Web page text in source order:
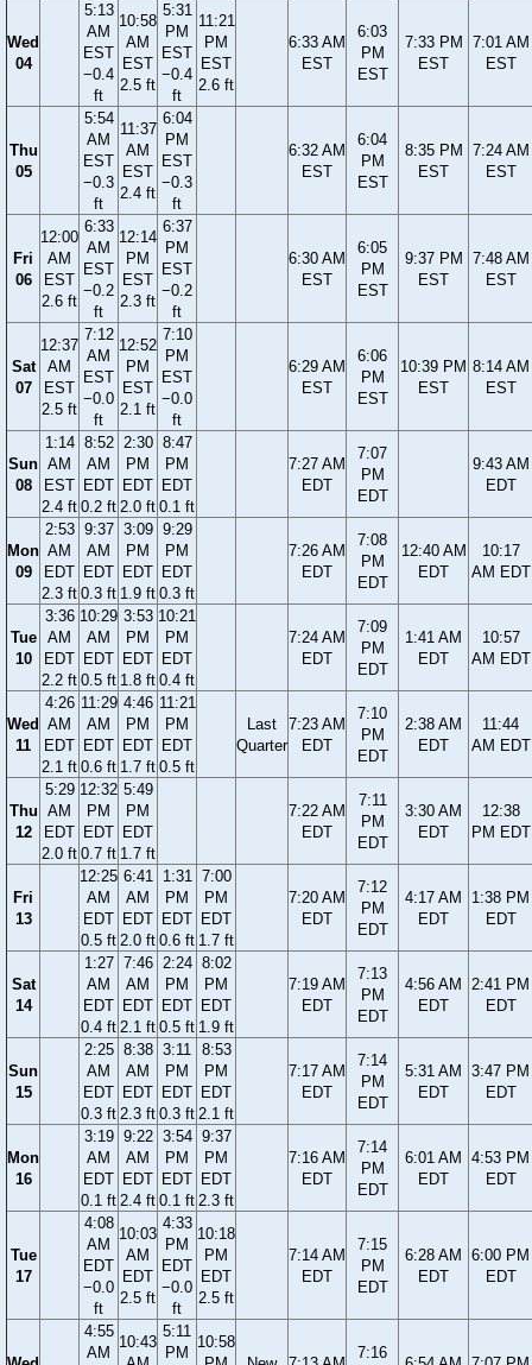
Wed
04
5:13
AM
EST
−0.4
ft
10:58
AM
EST
2.5 ft
5:31
PM
EST
−0.4
ft
11:21
PM
EST
2.6 ft
6:33 AM
EST
6:03
PM
EST
7:33 PM
EST
7:01 AM
EST
Thu
05
5:54
AM
EST
−0.3
ft
11:37
AM
EST
2.4 ft
6:04
PM
EST
−0.3
ft
6:32 AM
EST
6:04
PM
EST
8:35 PM
EST
7:24 AM
EST
Fri
06
12:00
AM
EST
2.6 ft
6:33
AM
EST
−0.2
ft
12:14
PM
EST
2.3 ft
6:37
PM
EST
−0.2
ft
6:30 AM
EST
6:05
PM
EST
9:37 PM
EST
7:48 AM
EST
Sat
07
12:37
AM
EST
2.5 ft
7:12
AM
EST
−0.0
ft
12:52
PM
EST
2.1 ft
7:10
PM
EST
−0.0
ft
6:29 AM
EST
6:06
PM
EST
10:39 PM
EST
8:14 AM
EST
Sun
08
1:14
AM
EST
2.4 ft
8:52
AM
EDT
0.2 ft
2:30
PM
EDT
2.0 ft
8:47
PM
EDT
0.1 ft
7:27 AM
EDT
7:07
PM
EDT
9:43 AM
EDT
Mon
09
2:53
AM
EDT
2.3 ft
9:37
AM
EDT
0.3 ft
3:09
PM
EDT
1.9 ft
9:29
PM
EDT
0.3 ft
7:26 AM
EDT
7:08
PM
EDT
12:40 AM
EDT
10:17
AM EDT
Tue
10
3:36
AM
EDT
2.2 ft
10:29
AM
EDT
0.5 ft
3:53
PM
EDT
1.8 ft
10:21
PM
EDT
0.4 ft
7:24 AM
EDT
7:09
PM
EDT
1:41 AM
EDT
10:57
AM EDT
Wed
11
4:26
AM
EDT
2.1 ft
11:29
AM
EDT
0.6 ft
4:46
PM
EDT
1.7 ft
11:21
PM
EDT
0.5 ft
Last
Quarter
7:23 AM
EDT
7:10
PM
EDT
2:38 AM
EDT
11:44
AM EDT
Thu
12
5:29
AM
EDT
2.0 ft
12:32
PM
EDT
0.7 ft
5:49
PM
EDT
1.7 ft
7:22 AM
EDT
7:11
PM
EDT
3:30 AM
EDT
12:38
PM EDT
Fri
13
12:25
AM
EDT
0.5 ft
6:41
AM
EDT
2.0 ft
1:31
PM
EDT
0.6 ft
7:00
PM
EDT
1.7 ft
7:20 AM
EDT
7:12
PM
EDT
4:17 AM
EDT
1:38 PM
EDT
Sat
14
1:27
AM
EDT
0.4 ft
7:46
AM
EDT
2.1 ft
2:24
PM
EDT
0.5 ft
8:02
PM
EDT
1.9 ft
7:19 AM
EDT
7:13
PM
EDT
4:56 AM
EDT
2:41 PM
EDT
Sun
15
2:25
AM
EDT
0.3 ft
8:38
AM
EDT
2.3 ft
3:11
PM
EDT
0.3 ft
8:53
PM
EDT
2.1 ft
7:17 AM
EDT
7:14
PM
EDT
5:31 AM
EDT
3:47 PM
EDT
Mon
16
3:19
AM
EDT
0.1 ft
9:22
AM
EDT
2.4 ft
3:54
PM
EDT
0.1 ft
9:37
PM
EDT
2.3 ft
7:16 AM
EDT
7:14
PM
EDT
6:01 AM
EDT
4:53 PM
EDT
Tue
17
4:08
AM
EDT
−0.0
ft
10:03
AM
EDT
2.5 ft
4:33
PM
EDT
−0.0
ft
10:18
PM
EDT
2.5 ft
7:14 AM
EDT
7:15
PM
EDT
6:28 AM
EDT
6:00 PM
EDT
4:55
AM
10:43
5:11
PM
10:58
7:16